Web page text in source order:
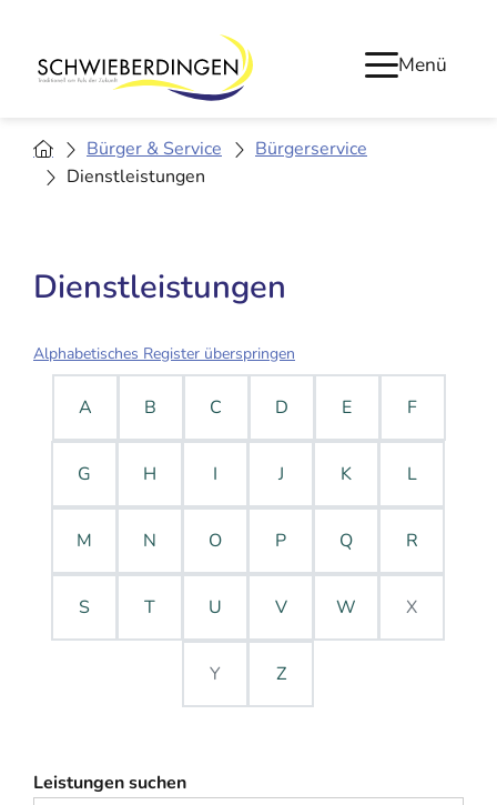
Menü
Bürger & Service
Bürgerservice
Dienstleistungen
Dienstleistungen
Alphabetisches Register überspringen
A B C D E F
G H I J K L
M N O P Q R
S T U V W X
Y Z
Leistungen suchen